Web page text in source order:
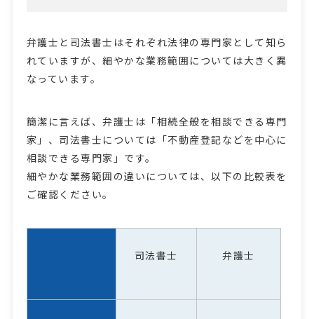
弁護士と司法書士はそれぞれ法律の専門家として知ら
れていますが、細やかな業務範囲については大きく異
なっています。
簡潔に言えば、弁護士は「相続全般を相談できる専門
家」、司法書士については「不動産登記などを中心に
相談できる専門家」です。
細やかな業務範囲の違いについては、以下の比較表を
ご確認ください。
司法書士 弁護士